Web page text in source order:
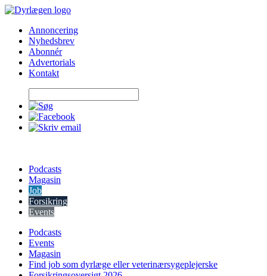
Skip
contentAnnoncering
Nyhedsbrev
Abonnér
Advertorials
Kontakt
Podcasts
Magasin
Job
Forsikring
Events
Podcasts
Events
Magasin
Find job som dyrlæge eller veterinærsygeplejerske